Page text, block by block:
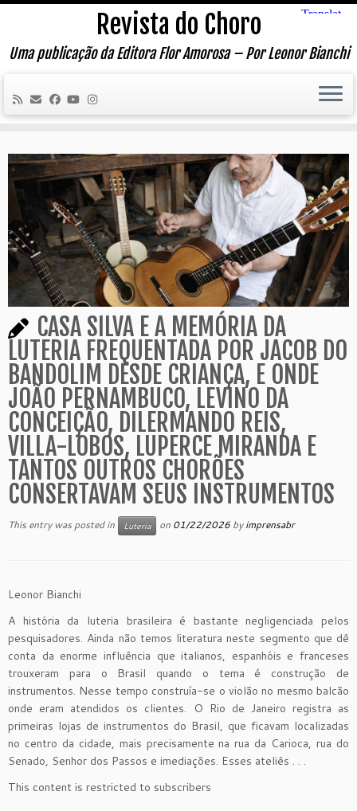
Skip
content
Revista do Choro
Uma publicação da Editora Flor Amorosa – Por Leonor Bianchi
CASA SILVA E A MEMÓRIA DA
LUTERIA FREQUENTADA POR JACOB DO
BANDOLIM DESDE CRIANÇA, E ONDE
JOÃO PERNAMBUCO, LEVINO DA
CONCEIÇÃO, DILERMANDO REIS,
VILLA-LOBOS, LUPERCE MIRANDA E
TANTOS OUTROS CHORÕES
CONSERTAVAM SEUS INSTRUMENTOS
This entry was posted in Luteria on 01/22/2026 byimprensabr
Leonor Bianchi
A história da luteria brasileira é bastante negligenciada pelos
pesquisadores. Ainda não temos literatura neste segmento que dê
conta da enorme influência que italianos, espanhóis e franceses
trouxeram para o Brasil quando o tema é construção de
instrumentos. Nesse tempo construía-se o violão no mesmo balcão
onde eram atendidos os clientes. O Rio de Janeiro registra as
primeiras lojas de instrumentos do Brasil, que ficavam localizadas
no centro da cidade, mais precisamente na rua da Carioca, rua do
Senado, Senhor dos Passos e imediações. Esses ateliês . . .
This content is restricted to subscribers